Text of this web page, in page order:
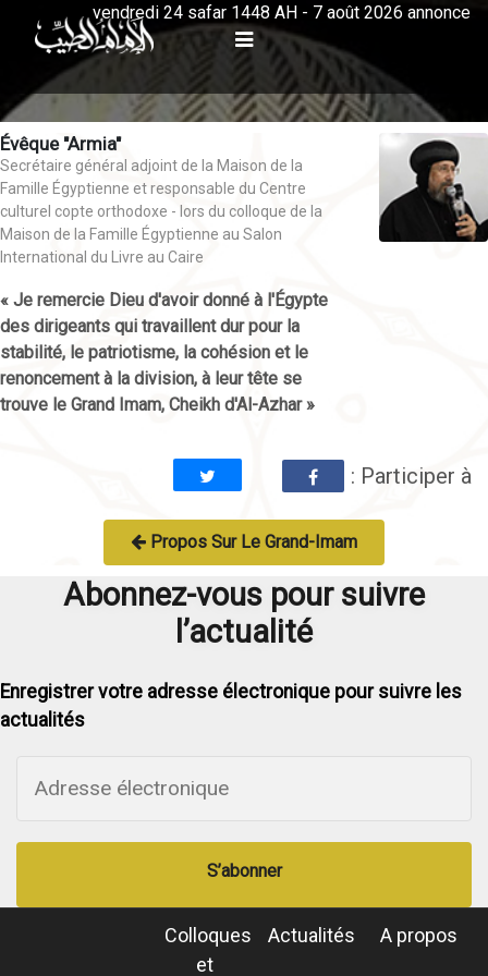
vendredi 24 safar 1448 AH - 7 août 2026 annonce
Évêque "Armia"
Secrétaire général adjoint de la Maison de la
Famille Égyptienne et responsable du Centre
culturel copte orthodoxe - lors du colloque de la
Maison de la Famille Égyptienne au Salon
International du Livre au Caire
« Je remercie Dieu d'avoir donné à l'Égypte
des dirigeants qui travaillent dur pour la
stabilité, le patriotisme, la cohésion et le
renoncement à la division, à leur tête se
trouve le Grand Imam, Cheikh d'Al-Azhar »
: Participer à
Propos Sur Le Grand-Imam
Abonnez-vous pour suivre
l’actualité
Enregistrer votre adresse électronique pour suivre les
actualités
S’abonner
A propos
Actualités
Colloques
et